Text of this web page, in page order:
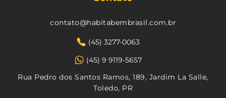
contato@habitabembrasil.com.br
(45) 3277-0063
(45) 9 9119-5657
Rua Pedro dos Santos Ramos, 189, Jardim La Salle,
Toledo, PR